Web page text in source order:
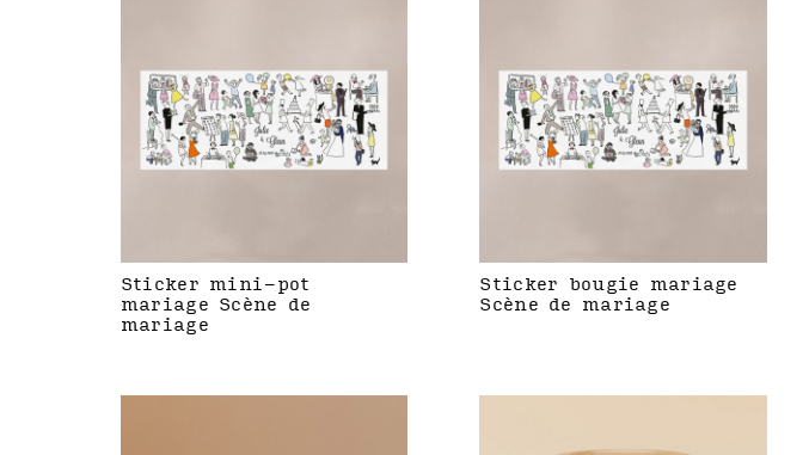
Sticker mini-pot
mariage Scène de
mariage
Sticker bougie mariage
Scène de mariage